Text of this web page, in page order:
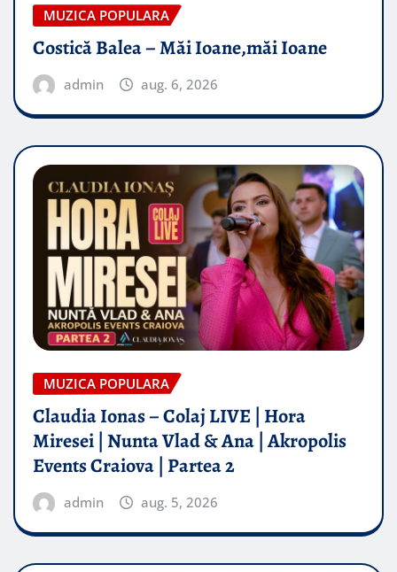
MUZICA POPULARA
Costică Balea – Măi Ioane,măi Ioane
admin aug. 6, 2026
MUZICA POPULARA
Claudia Ionas – Colaj LIVE | Hora
Miresei | Nunta Vlad & Ana | Akropolis
Events Craiova | Partea 2
admin aug. 5, 2026